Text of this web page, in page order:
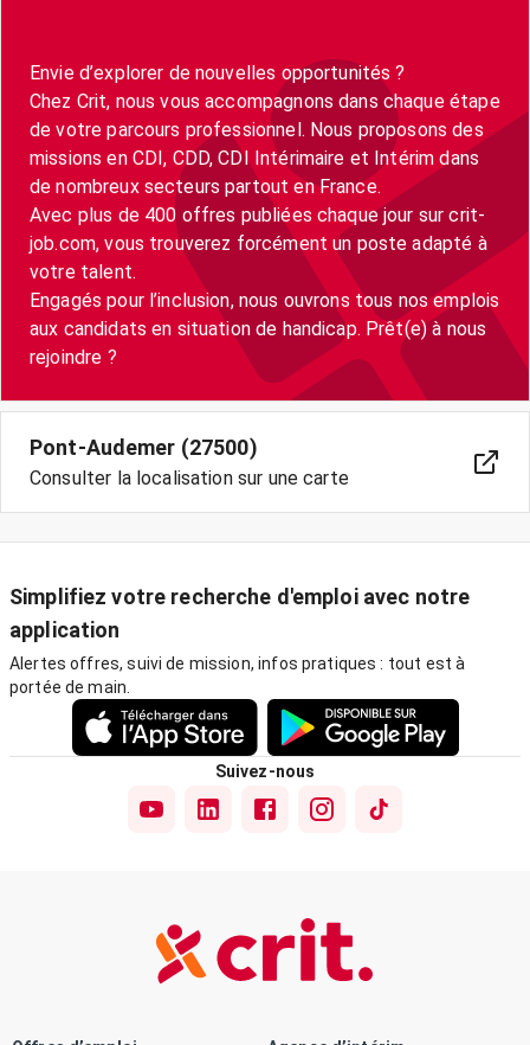
Envie d’explorer de nouvelles opportunités ?
Chez Crit, nous vous accompagnons dans chaque étape
de votre parcours professionnel. Nous proposons des
missions en CDI, CDD, CDI Intérimaire et Intérim dans
de nombreux secteurs partout en France.
Avec plus de 400 offres publiées chaque jour sur crit-
job.com, vous trouverez forcément un poste adapté à
votre talent.
Engagés pour l’inclusion, nous ouvrons tous nos emplois
aux candidats en situation de handicap. Prêt(e) à nous
Pont-Audemer (27500)
Consulter la localisation sur une carte
Simplifiez votre recherche d'emploi avec notre
application
Alertes offres, suivi de mission, infos pratiques : tout est à
portée de main.
Suivez-nous